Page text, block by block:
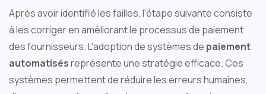
Après avoir identifié les failles, l'étape suivante consiste
à les corriger en améliorant le processus de paiement
des fournisseurs. L'adoption de systèmes de paiement
automatisésreprésente une stratégie efficace. Ces
systèmes permettent de réduire les erreurs humaines,